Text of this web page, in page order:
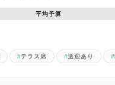
平均予算
テラス席 送迎あり